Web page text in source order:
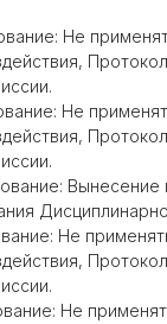
Не
Не
Вынесение
Не
Не